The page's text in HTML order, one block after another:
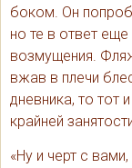
боком. Он
но те в ответ
возмущения.
вжав в плечи
дневника, то тот
крайней
«Ну и черт с